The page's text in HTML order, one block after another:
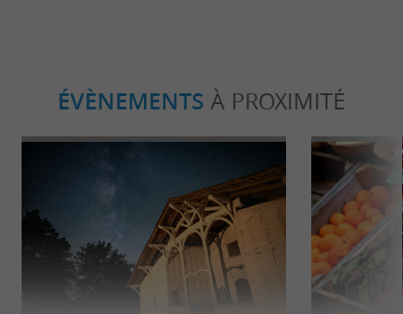
ÉVÈNEMENTS À PROXIMITÉ